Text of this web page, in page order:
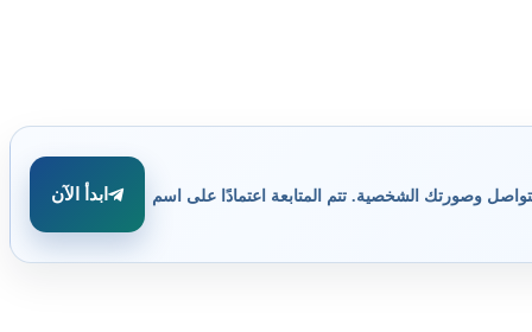
وصورتك الشخصية. تتم المتابعة اعتمادًا على اسم ابدأ الآن